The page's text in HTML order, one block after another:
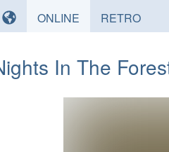
ONLINE HRYRETROHRY
In The